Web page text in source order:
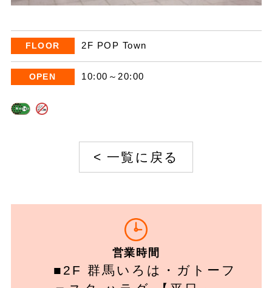
FLOOR 2F POP Town
OPEN 10:00～20:00
< 一覧に戻る
営業時間
■2F 群馬いろは・ガトーフ